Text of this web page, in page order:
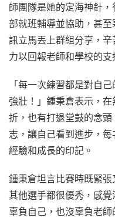
師團隊是她的定海神針
部就班輔導並協助，甚
訊立馬丟上群組分享，
力以回報老師和學校的支
「每一次練習都是對自
強壯！」鍾秉倉表示，
折，也有打退堂鼓的念
志，讓自己看到進步，
經驗和成長的印記。
鍾秉倉坦言比賽時既緊
其他選手都很優秀，感
辜負自己，也沒辜負老